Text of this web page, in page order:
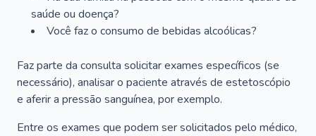
saúde ou doença?
Você faz o consumo de bebidas alcoólicas?
Faz parte da consulta solicitar exames específicos (se
necessário), analisar o paciente através de estetoscópio
e aferir a pressão sanguínea, por exemplo.
Entre os exames que podem ser solicitados pelo médico,